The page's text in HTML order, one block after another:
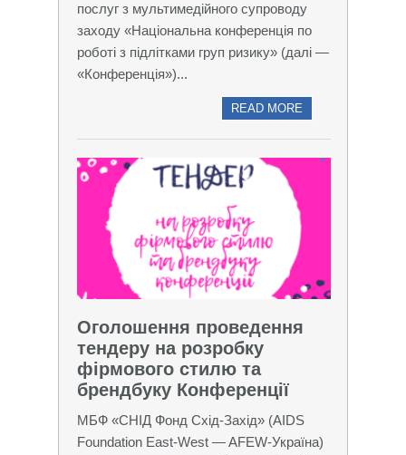
послуг з мультимедійного супроводу
заходу «Національна конференція по
роботі з підлітками груп ризику» (далі —
«Конференція»)...
READ MORE
Оголошення проведення
тендеру на розробку
фірмового стилю та
брендбуку Конференції
МБФ «СНІД Фонд Схід-Захід» (AIDS
Foundation East-West — AFEW-Україна)